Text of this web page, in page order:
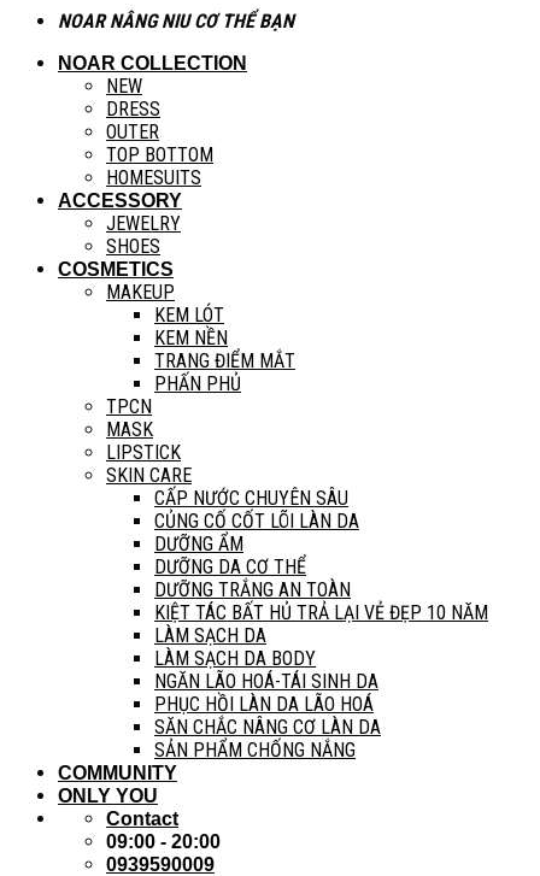
NOAR NÂNG NIU CƠ THỂ BẠN
NOAR COLLECTION
NEW
DRESS
OUTER
TOP BOTTOM
HOMESUITS
ACCESSORY
JEWELRY
SHOES
COSMETICS
MAKEUP
KEM LÓT
KEM NỀN
TRANG ĐIỂM MẮT
PHẤN PHỦ
TPCN
MASK
LIPSTICK
SKIN CARE
CẤP NƯỚC CHUYÊN SÂU
CỦNG CỐ CỐT LÕI LÀN DA
DƯỠNG ẨM
DƯỠNG DA CƠ THỂ
DƯỠNG TRẮNG AN TOÀN
KIỆT TÁC BẤT HỦ TRẢ LẠI VẺ ĐẸP 10 NĂM
LÀM SẠCH DA
LÀM SẠCH DA BODY
NGĂN LÃO HOÁ-TÁI SINH DA
PHỤC HỒI LÀN DA LÃO HOÁ
SĂN CHẮC NÂNG CƠ LÀN DA
SẢN PHẨM CHỐNG NẮNG
COMMUNITY
ONLY YOU
Contact
09:00 - 20:00
0939590009